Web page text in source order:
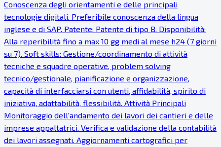
Conoscenza degli orientamenti e delle principali
tecnologie digitali. Preferibile conoscenza della lingua
inglese e di SAP. Patente: Patente di tipo B. Disponibilità:
Alla reperibilità fino a max 10 gg medi al mese h24 (7 giorni
su 7). Soft skills: Gestione/coordinamento di attività
tecniche e squadre operative, problem solving
tecnico/gestionale, pianificazione e organizzazione,
capacità di interfacciarsi con utenti, affidabilità, spirito di
iniziativa, adattabilità, flessibilità. Attività Principali
Monitoraggio dell'andamento dei lavori dei cantieri e delle
imprese appaltatrici. Verifica e validazione della contabilità
dei lavori assegnati. Aggiornamenti cartografici per